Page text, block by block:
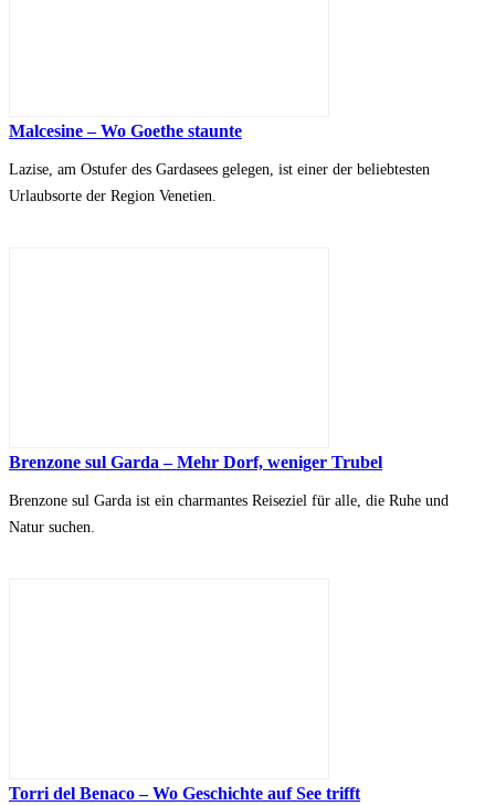
Malcesine – Wo Goethe staunte
Lazise, am Ostufer des Gardasees gelegen, ist einer der beliebtesten
Urlaubsorte der Region Venetien.
Brenzone sul Garda – Mehr Dorf, weniger Trubel
Brenzone sul Garda ist ein charmantes Reiseziel für alle, die Ruhe und
Natur suchen.
Torri del Benaco – Wo Geschichte auf See trifft